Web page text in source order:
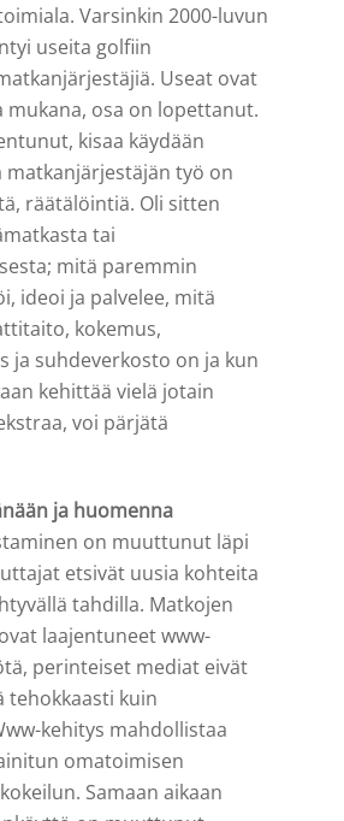
Varsinkin 2000-luvun
useita golfiin
Useat ovat
mukana, osa on lopettanut.
kisaa käydään
matkanjärjestäjän työ on
räätälöintiä. Oli sitten
tai
mitä paremmin
ideoi ja palvelee, mitä
kokemus,
ja suhdeverkosto on ja kun
kehittää vielä jotain
voi pärjätä
ja huomenna
on muuttunut läpi
etsivät uusia kohteita
tahdilla. Matkojen
laajentuneet www-
perinteiset mediat eivät
tehokkaasti kuin
kehitys mahdollistaa
omatoimisen
Samaan aikaan